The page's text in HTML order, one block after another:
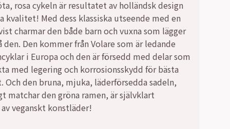
rosa cykeln är resultatet av holländsk design
kvalitet! Med dess klassiska utseende med en
charmar den både barn och vuxna som lägger
den. Den kommer från Volare som är ledande
i Europa och den är försedd med delar som
med legering och korrosionsskydd för bästa
Och den bruna, mjuka, läderförsedda sadeln,
matchar den gröna ramen, är självklart
veganskt konstläder!